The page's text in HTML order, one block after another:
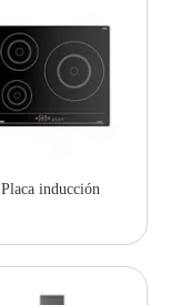
Placa inducción